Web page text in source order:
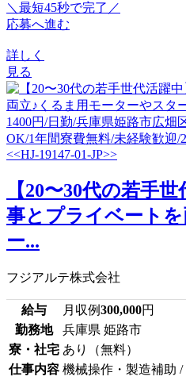
＼最短45秒で完了／
応募へ進む
詳しく
見る
【20〜30代の若手
事とプライベート
ー...
フジアルテ株式会社
給与 月収例300,000円
勤務地
兵庫県 姫路市
寮・社宅 あり（無料）
仕事内容 機械操作・製造補助